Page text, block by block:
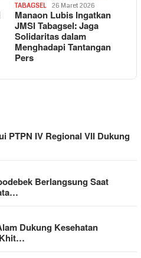
TABAGSEL 26 Maret 2026
Manaon Lubis Ingatkan
JMSI Tabagsel: Jaga
Solidaritas dalam
Menghadapi Tantangan
Pers
PTPN IV Regional VII Dukung
Berlangsung Saat
Dukung Kesehatan